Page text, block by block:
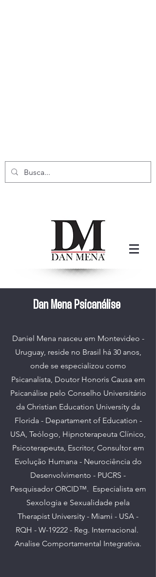
Dan Mena Psicanálise
Daniel Mena nasceu em Montevideo -
Uruguay, reside no Brasil há 30 anos,
onde se especializou como
Psicanalista, Doutor Honoris Causa em
Psicanálise pelo Conselho Universitário
da Christian Education Universíty da
Florida - Departament of Education -
USA, Teólogo, Hipnoterapeuta Clínico,
Psicoterapeuta, Escritor, Consultor em
Evolução Humana - Neurociência do
Desenvolvimento - PUCRS -
Pesquisador ORCID™. Especialista em
Sexologia e Sexualidade pela
Therapist University - Miami - USA -
RQH - W-19222 - Reg. Internacional.
Analise Comportamental Integrativa.